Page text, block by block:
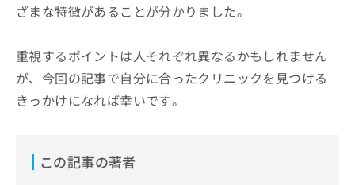
ざまな特徴があることが分かりました。
重視するポイントは人それぞれ異なるかもしれません
が、今回の記事で自分に合ったクリニックを見つける
きっかけになれば幸いです。
この記事の著者